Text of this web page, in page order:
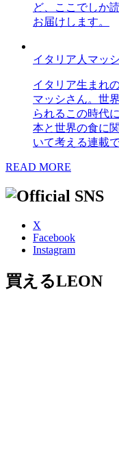
ど、ここでしか
お届けします。
イタリア人マッ
イタリア生まれ
マッシさん。世
られるこの時代
本と世界の食に
いて考える連載で
READ MORE
X
Facebook
Instagram
買えるLEON